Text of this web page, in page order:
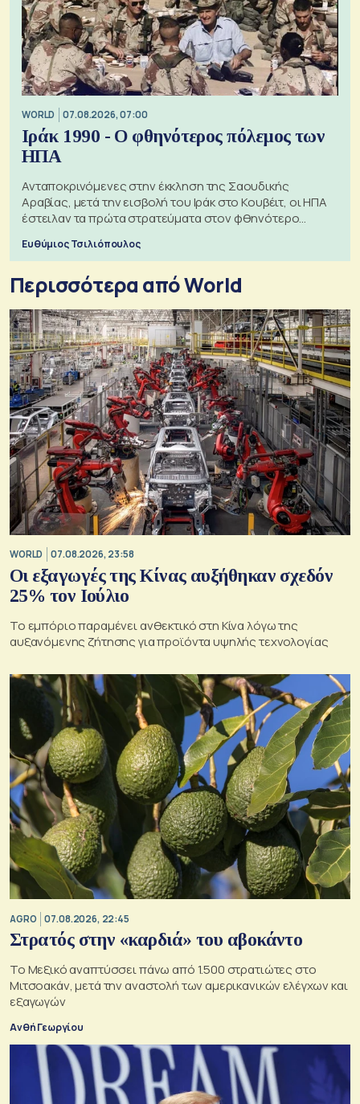
WORLD 07.08.2026, 07:00
Ιράκ 1990 - Ο φθηνότερος πόλεμος των
ΗΠΑ
Ανταποκρινόμενες στην έκκληση της Σαουδικής
Αραβίας, μετά την εισβολή του Ιράκ στο Κουβέιτ, οι ΗΠΑ
έστειλαν τα πρώτα στρατεύματα στον φθηνότερο
Ευθύμιος Τσιλιόπουλος
Περισσότερα από World
WORLD 07.08.2026, 23:58
Οι εξαγωγές της Κίνας αυξήθηκαν σχεδόν
25% τον Ιούλιο
Το εμπόριο παραμένει ανθεκτικό στη Κίνα λόγω της
αυξανόμενης ζήτησης για προϊόντα υψηλής τεχνολογίας
AGRO 07.08.2026, 22:45
Στρατός στην «καρδιά» του αβοκάντο
Το Μεξικό αναπτύσσει πάνω από 1.500 στρατιώτες στο
Μιτσοακάν, μετά την αναστολή των αμερικανικών ελέγχων και
εξαγωγών
Ανθή Γεωργίου